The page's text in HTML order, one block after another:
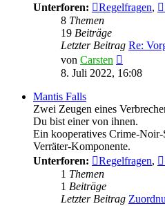
Unterforen:
Regelfragen,
8 Themen
19 Beiträge
Letzter Beitrag Re:
von Carsten
Beitrag
8. Juli 2022, 16:08
Mantis Falls
Zwei Zeugen eines
Du bist einer von ihnen.
Ein kooperatives Crime-
Verräter-Komponente.
Unterforen:
Regelfragen,
1 Themen
1 Beiträge
Letzter Beitrag